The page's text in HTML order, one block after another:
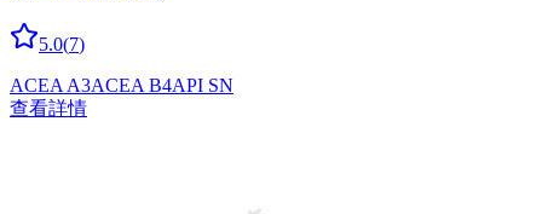
5.0(7)
ACEA A3ACEA B4API SN
查看詳情